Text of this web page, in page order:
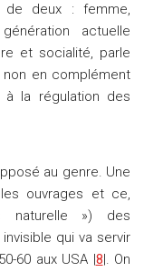
de deux : femme,
actuelle
et socialité, parle
en complément
à la régulation des
au genre. Une
ouvrages et ce,
naturelle ») des
qui va servir
60 aux USA |8|. On